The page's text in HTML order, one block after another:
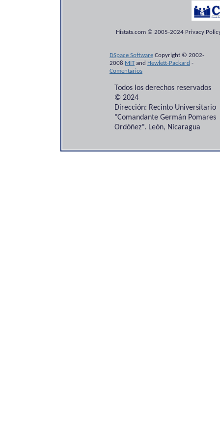
Histats.com © 2005-2024 Privacy
DSpace Software Copyright © 2002-
2008 MITand Hewlett-Packard -
Comentarios
Todos los derechos reservados
© 2024
Dirección: Recinto Universitario
"Comandante Germán Pomares
Ordóñez". León, Nicaragua